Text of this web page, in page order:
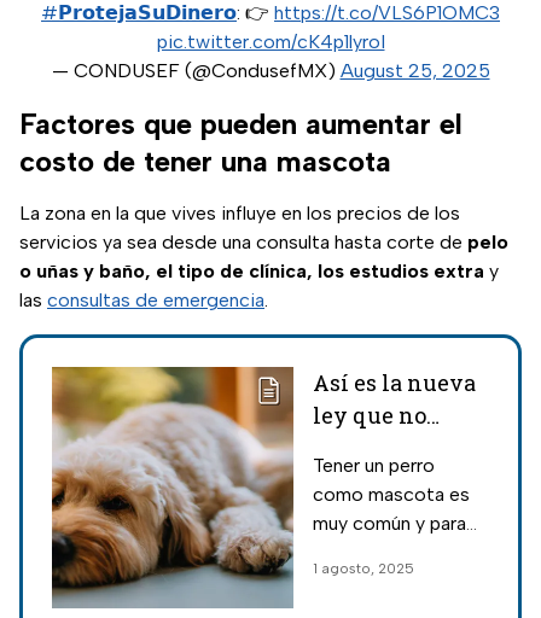
#𝗣𝗿𝗼𝘁𝗲𝗷𝗮𝗦𝘂𝗗𝗶𝗻𝗲𝗿𝗼: 👉 https://t.co/VLS6P1OMC3
pic.twitter.com/cK4p1lyroI
— CONDUSEF (@CondusefMX) August 25, 2025
Factores que pueden aumentar el
costo de tener una mascota
La zona en la que vives influye en los precios de los
servicios ya sea desde una consulta hasta corte de pelo
o uñas y baño, el tipo de clínica, los estudios extra y
las consultas de emergencia.
Así es la nueva
ley que no
perritos solos
más de 6 horas
Tener un perro
como mascota es
muy común y para
una ley en la que los
1 agosto, 2025